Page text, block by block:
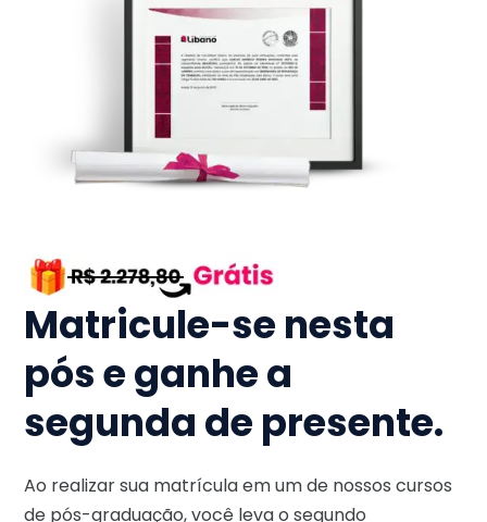
Matricule-se nesta
pós e ganhe a
segunda de presente.
Ao realizar sua matrícula em um de nossos cursos
de pós-graduação, você leva o segundo